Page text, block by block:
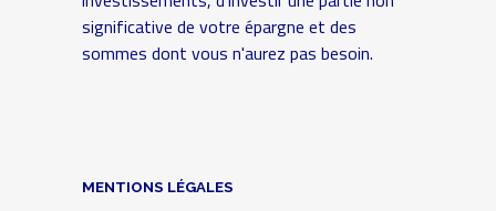
significative de votre épargne et des
sommes dont vous n'aurez pas besoin.
MENTIONS LÉGALES